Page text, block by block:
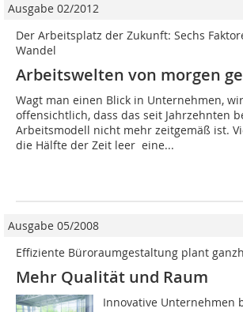
Ausgabe 02/2012
Der Arbeitsplatz der Zukunft: Sechs
Wandel
Arbeitswelten von morgen
Wagt man einen Blick in Unternehmen,
offensichtlich, dass das seit Jahrzehnten
Arbeitsmodell nicht mehr zeitgemäß ist.
die Hälfte der Zeit leer  eine...
Ausgabe 05/2008
Effiziente Büroraumgestaltung plant
Mehr Qualität und Raum
Innovative Unternehmen